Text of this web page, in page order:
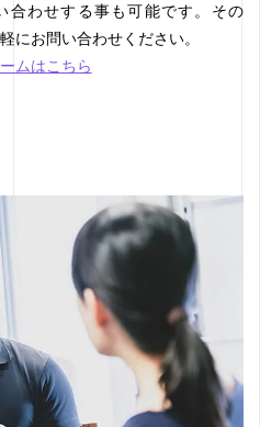
合わせする事も可能です。その
にお問い合わせください。
ムはこちら